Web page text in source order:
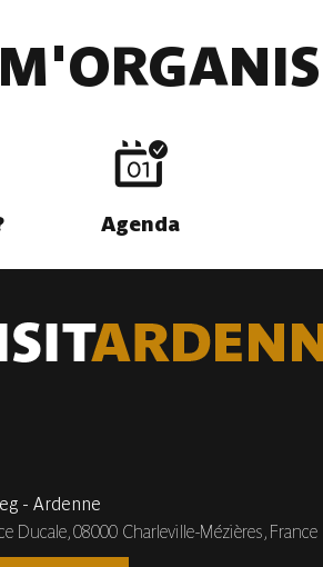
Agenda
- Ardenne
Ducale,08000 Charleville-Mézières, France